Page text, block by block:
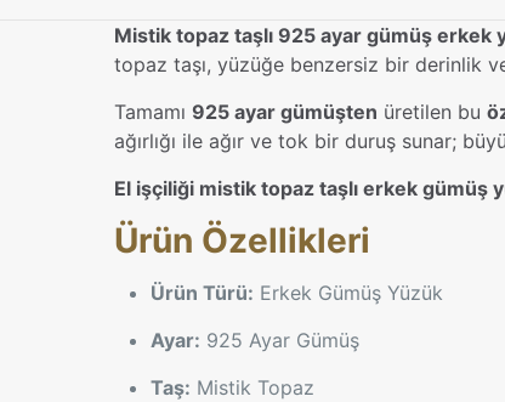
Mistik topaz taşlı 925 ayar gümüş erkek
topaz taşı, yüzüğe benzersiz bir derinlik
Tamamı 925 ayar gümüşten üretilen bu
ağırlığı ile ağır ve tok bir duruş sunar;
El işçiliği mistik topaz taşlı erkek gümüş
Ürün Özellikleri
Ürün Türü: Erkek Gümüş Yüzük
Ayar: 925 Ayar Gümüş
Taş: Mistik Topaz